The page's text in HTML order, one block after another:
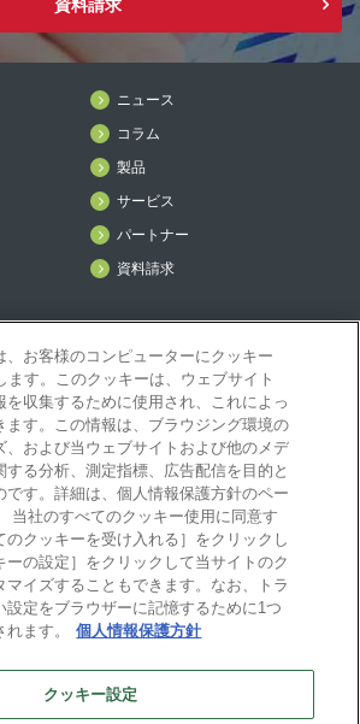
資料請求
ニュース
コラム
製品
サービス
パートナー
資料請求
登録者）
ト（MCUG会員専用）
はこちら
ト
ー専用サイト
、お客様のコンピューターにクッキー
ます。このクッキーは、ウェブサイト
を収集するために使用され、これによっ
ます。この情報は、ブラウジング環境の
、および当ウェブサイトおよび他のメデ
する分析、測定指標、広告配信を目的と
です。詳細は、個人情報保護方針のペー
当社のすべてのクッキー使用に同意す
のクッキーを受け入れる］をクリックし
ーの設定］をクリックして当サイトのク
マイズすることもできます。なお、トラ
設定をブラウザーに記憶するために1つ
ます。
個人情報保護方針
クッキー設定